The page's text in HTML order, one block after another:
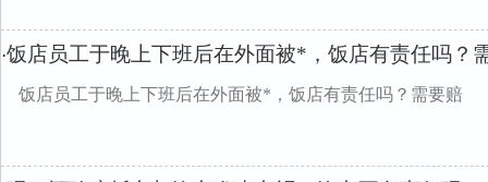
·饭店员工于晚上下班后在外面被*，饭店有责任吗？
饭店员工于晚上下班后在外面被*，饭店有责任吗？需要赔